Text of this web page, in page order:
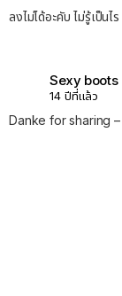
ลงไม่ได้อะคับ ไม่รู้เป็น
Sexy boots
14 ปีที่แล้ว
Danke for sharing